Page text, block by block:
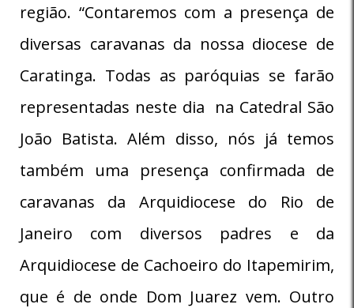
região. “Contaremos com a presença de
diversas caravanas da nossa diocese de
Caratinga. Todas as paróquias se farão
representadas neste dia na Catedral São
João Batista. Além disso, nós já temos
também uma presença confirmada de
caravanas da Arquidiocese do Rio de
Janeiro com diversos padres e da
Arquidiocese de Cachoeiro do Itapemirim,
que é de onde Dom Juarez vem. Outro